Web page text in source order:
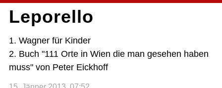
Leporello
1. Wagner für Kinder
2. Buch "111 Orte in Wien die man gesehen haben
muss" von Peter Eickhoff